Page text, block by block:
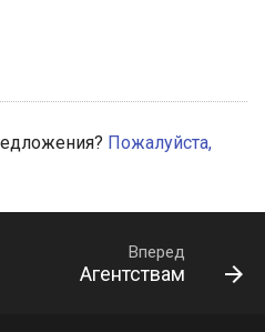
Пожалуйста,
Вперед
Агентствам